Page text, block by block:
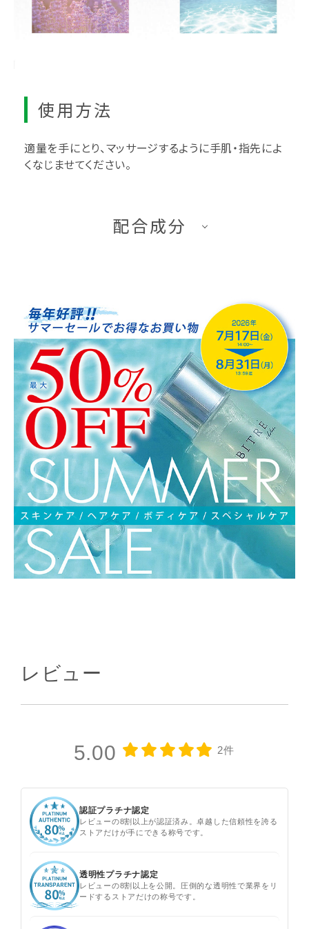
使用方法
適量を手にとり、マッサージするように手肌・指先によ
くなじませてください。
配合成分
レビュー
5.00 2件
認証プラチナ認定
レビューの8割以上が認証済み。卓越した信頼性を誇る
ストアだけが手にできる称号です。
透明性プラチナ認定
レビューの8割以上を公開。圧倒的な透明性で業界をリ
ードするストアだけの称号です。